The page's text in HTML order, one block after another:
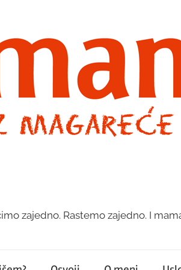
zajedno. Rastemo zajedno. I